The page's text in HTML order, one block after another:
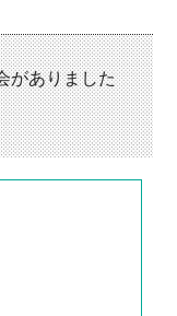
がありました